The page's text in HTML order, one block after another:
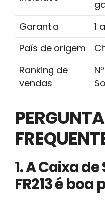
Garantia
1
País de origem
Ranking de
vendas
1. A Caixa de
FR213 é